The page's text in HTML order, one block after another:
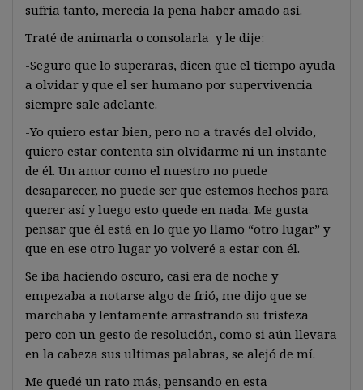
sufría tanto, merecía la pena haber amado así.
Traté de animarla o consolarla y le dije:
-Seguro que lo superaras, dicen que el tiempo ayuda
a olvidar y que el ser humano por supervivencia
siempre sale adelante.
-Yo quiero estar bien, pero no a través del olvido,
quiero estar contenta sin olvidarme ni un instante
de él. Un amor como el nuestro no puede
desaparecer, no puede ser que estemos hechos para
querer así y luego esto quede en nada. Me gusta
pensar que él está en lo que yo llamo “otro lugar” y
que en ese otro lugar yo volveré a estar con él.
Se iba haciendo oscuro, casi era de noche y
empezaba a notarse algo de frió, me dijo que se
marchaba y lentamente arrastrando su tristeza
pero con un gesto de resolución, como si aún llevara
en la cabeza sus ultimas palabras, se alejó de mí.
Me quedé un rato más, pensando en esta